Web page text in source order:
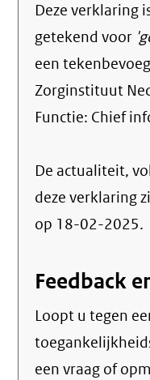
Deze verklaring
getekend voor
een
Zorginstituut
Functie: Chief
De actualiteit,
deze verklaring
op 18-02-2025.
Feedback
Loopt u tegen
een vraag of